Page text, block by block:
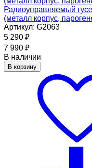
Радиоуправляемый
(металл корпус,
Артикул: G2063
5 290 ₽
7 990 ₽
В наличии
В корзину